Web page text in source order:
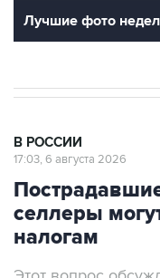
Лучшие фото
В РОССИИ
17:03, 6 августа 2026
селлеры
налогам